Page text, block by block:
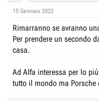
15 Gennaio 2022
Rimarranno se avranno
Per prendere un secondo
casa.
Ad Alfa interessa per lo
tutto il mondo ma Porsche